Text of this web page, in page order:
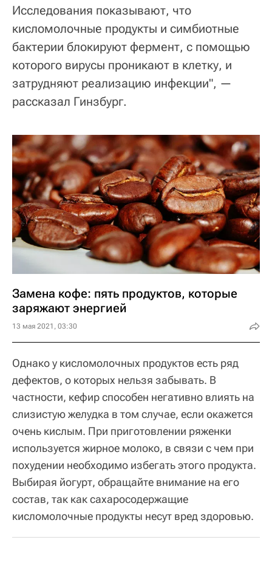
Исследования показывают, что
кисломолочные продукты и симбиотные
бактерии блокируют фермент, с помощью
которого вирусы проникают в клетку, и
затрудняют реализацию инфекции", —
рассказал Гинзбург.
Замена кофе: пять продуктов, которые
заряжают энергией
13 мая 2021, 03:30
Однако у кисломолочных продуктов есть ряд
дефектов, о которых нельзя забывать. В
частности, кефир способен негативно влиять на
слизистую желудка в том случае, если окажется
очень кислым. При приготовлении ряженки
используется жирное молоко, в связи с чем при
похудении необходимо избегать этого продукта.
Выбирая йогурт, обращайте внимание на его
состав, так как сахаросодержащие
кисломолочные продукты несут вред здоровью.